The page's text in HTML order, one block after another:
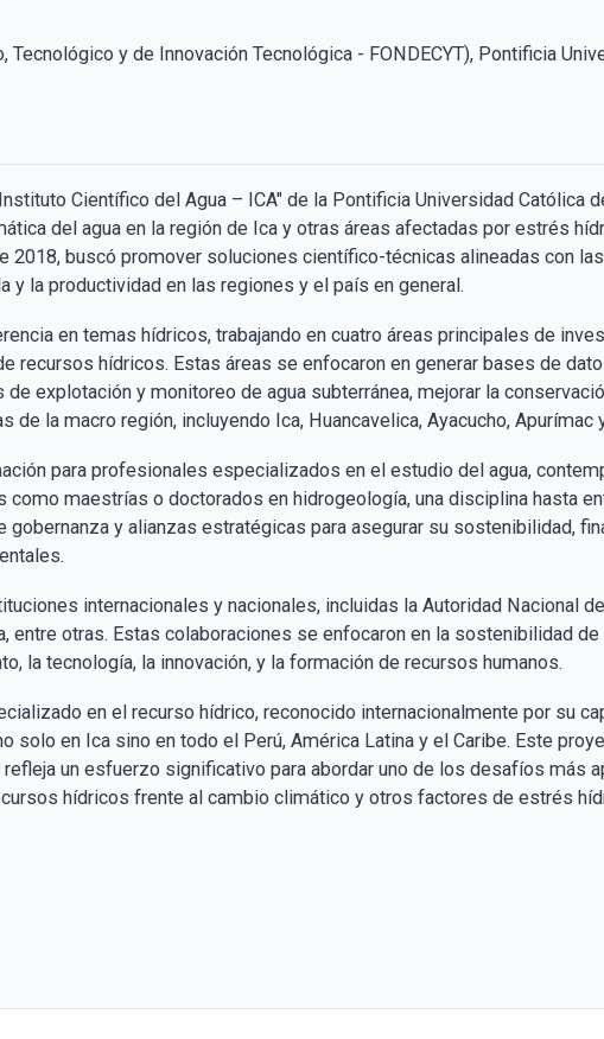
Tecnológico y de Innovación Tecnológica - FONDECYT), Pontificia
Científico del Agua – ICA" de la Pontificia Universidad Católica
del agua en la región de Ica y otras áreas afectadas por estrés
2018, buscó promover soluciones científico-técnicas alineadas con
y la productividad en las regiones y el país en general​​.
en temas hídricos, trabajando en cuatro áreas principales de
recursos hídricos. Estas áreas se enfocaron en generar bases de
explotación y monitoreo de agua subterránea, mejorar la
la macro región, incluyendo Ica, Huancavelica, Ayacucho, Apurímac
para profesionales especializados en el estudio del agua,
maestrías o doctorados en hidrogeología, una disciplina hasta
y alianzas estratégicas para asegurar su sostenibilidad,
internacionales y nacionales, incluidas la Autoridad Nacional
entre otras. Estas colaboraciones se enfocaron en la sostenibilidad
la tecnología, la innovación, y la formación de recursos humanos​​.
en el recurso hídrico, reconocido internacionalmente por su
solo en Ica sino en todo el Perú, América Latina y el Caribe​​​​. Este
un esfuerzo significativo para abordar uno de los desafíos más
hídricos frente al cambio climático y otros factores de estrés